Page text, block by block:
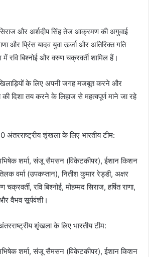
सिराज और अर्शदीप सिंह तेज आक्रमण की अगुवाई
और प्रिंस यादव युवा ऊर्जा और अतिरिक्त गति
रवि बिश्नोई और वरुण चक्रवर्ती शामिल हैं।
के लिए अपनी जगह मजबूत करने और
की दिशा तय करने के लिहाज से महत्वपूर्ण माने जा रहे
शृंखला के लिए भारतीय टीम:
शर्मा, संजू सैमसन (विकेटकीपर), ईशान किशन
वर्मा (उपकप्तान), नितीश कुमार रेड्डी, अक्षर
रवि बिश्नोई, मोहम्मद सिराज, हर्षित राणा,
वैभव सूर्यवंशी।
शृंखला के लिए भारतीय टीम:
शर्मा, संजू सैमसन (विकेटकीपर), ईशान किशन